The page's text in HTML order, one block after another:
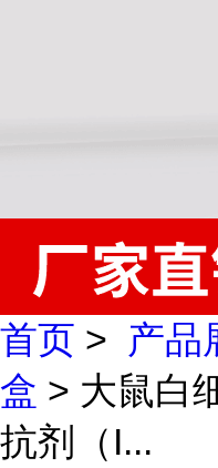
首页 > 产品
盒 > 大鼠白
抗剂（I...